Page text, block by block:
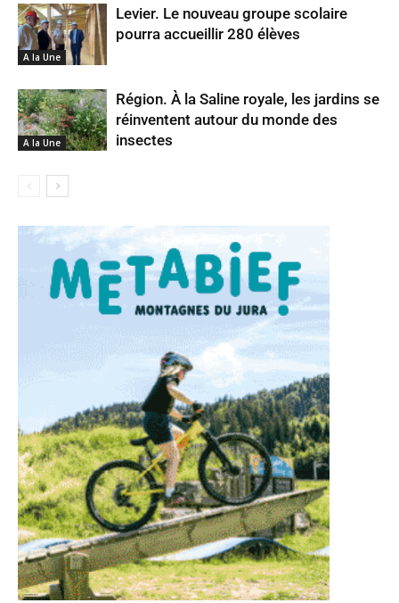
A la Une
Levier. Le nouveau groupe scolaire
pourra accueillir 280 élèves
A la Une
Région. À la Saline royale, les jardins se
réinventent autour du monde des
insectes